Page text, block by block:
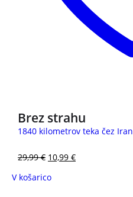
Brez strahu
1840 kilometrov teka čez Iran
29,99€ 10,99 €
V košarico